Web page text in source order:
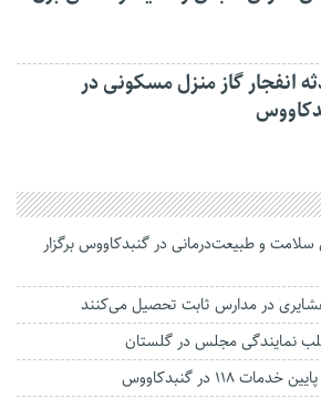
انفجار گاز منزل مسکونی در
و طبیعت‌درمانی در گنبدکاووس برگزار
در گنبدکاووس